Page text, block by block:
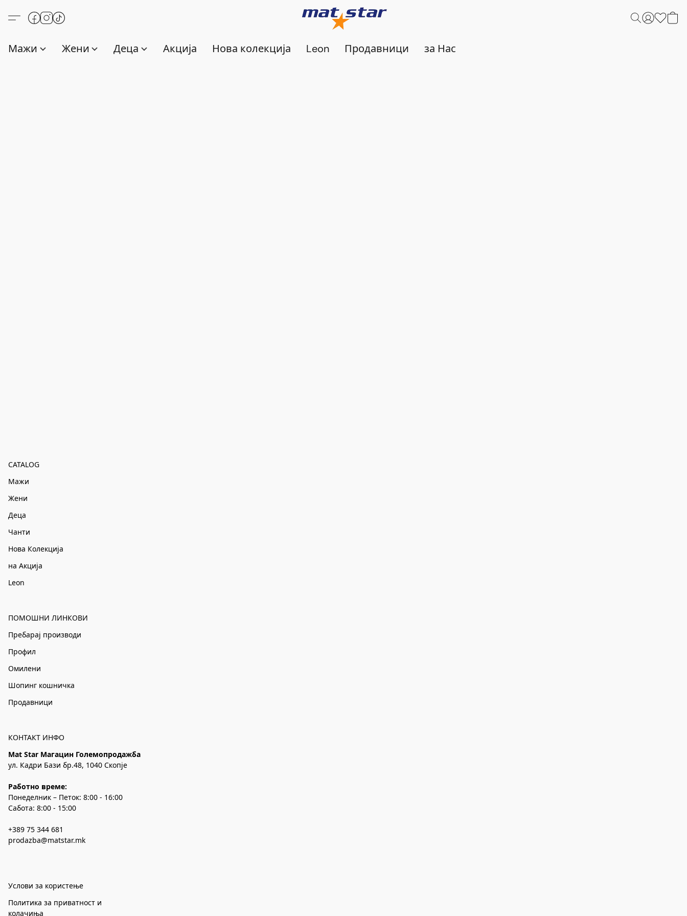
Мажи Жени Деца Акција Нова колекција Leon Продавници за Нас
CATALOG
Мажи
Жени
Деца
Чанти
Нова Колекција
на Акција
Leon
ПОМОШНИ ЛИНКОВИ
Пребарај производи
Профил
Омилени
Шопинг кошничка
Продавници
КОНТАКТ ИНФО
Mat Star Магацин Големопродажба
ул. Кадри Бази бр.48, 1040 Скопје
Работно време:
Понеделник – Петок: 8:00 - 16:00
Сабота: 8:00 - 15:00
+389 75 344 681
prodazba@matstar.mk
Услови за користење
Политика за приватност и
колачиња